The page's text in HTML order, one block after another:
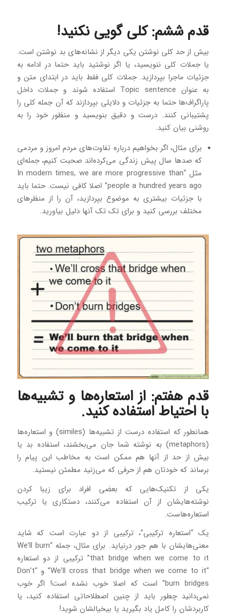
قدم ششم: کلی گویی نکنید!
بیش از حد کلی نوشتن یکی دیگر از نشانه‌های بد نوشتن است.
یا جملات کلی ننویسید، یا اگر نوشتید باید حتما در ادامه به
جزئیات ماجرا بپردازید. جملات کلی فقط باید در ابتدای متن و
به عنوان Topic sentence استفاده شوند و جملات داخل
پاراگراف‌ها حتما به جزئیات و دلایلی بپردازند که آن جمله کلی را
پشتیبانی کنند. درست و دقیق بنویسید و منظور خود را به
روشنی بیان کنید.
برای مثال، اگر بخواهیم درباره تفاوت‌های مردم امروز و مردمی
که صدها سال پیش زندگی‌ می‌کرده‌اند صحبت کنیم، جمله‌ای
مثل “In modern times, we are more progressive than
people a hundred years ago” اصلا کافی نیست. حتما باید
با جزئیات بیشتری به موضوع بپردازید، آن را از منظرهای
مختلف بررسی کنید و برای تک تک آنها دلیل بیاورید.
قدم هفتم: از استعاره‌ها و تشبیه‌ها
با احتیاط استفاده کنید.
همانطور که استفاده درست از تشبیه‌ها (similes) و استعاره‌ها
(metaphors) به نوشته شما جان می‌بخشند، استفاده بد یا
بیش از حد از آنها هم ممکن است به مخاطب این پیام را
برساند که خودتان هم از حرفی که می‌زنید مطمئن نیستید.
یکی از تکنیک‌‎هایی که بعضی افراد برای زیبا کردن
نوشته‌هایشان از آن استفاده می‌کنند، دستکاری یا ترکیب
استعاره‌هاست.
یک “استعاره ترکیبی”، ترکیبی از دو عبارت است که شاید
معنی‌هایشان با هم جور درنیاید. برای مثال، جمله “We’ll burn
that bridge when we come to it” ترکیبی از دو استعاره
“We’ll cross that bridge when we come to it” و “Don’t
burn bridges” است که اصلا خوب نشده است! اگر خوب
نمی‌دانید چطور باید از چنین اصطلاحاتی استفاده کنید، یا
کاربردشان را کامل یاد بگیرید یا بیخیالشان شوید!